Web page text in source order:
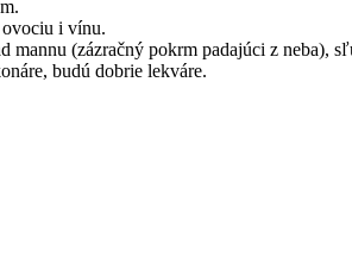
i vínu.
mannu (zázračný pokrm padajúci z neba),
budú dobrie lekváre.